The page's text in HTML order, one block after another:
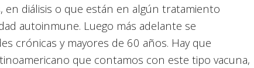
diálisis o que están en algún tratamiento
autoinmune. Luego más adelante se
crónicas y mayores de 60 años. Hay que
que contamos con este tipo vacuna,